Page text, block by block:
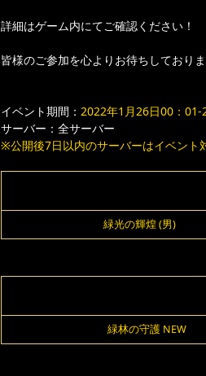
詳細はゲーム内にてご確認ください！
皆様のご参加を心よりお待ちしておりま
イベント期間： 2022年1月26日00：
サーバー：全サーバー
※公開後7日以内のサーバーはイベント
緑光の輝煌 (男)
緑林の守護 NEW